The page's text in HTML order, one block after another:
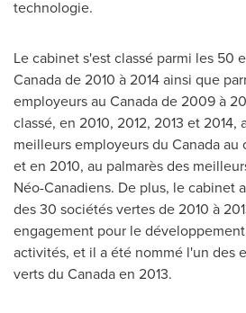
technologie.
Le cabinet s'est classé parmi les 50
Canadade 2010 à 2014 ainsi que
employeurs au Canadade 2009 à
classé, en 2010, 2012, 2013 et2014,
meilleurs employeurs du Canadaau
et en 2010, au palmarès des
Néo-Canadiens. De plus, le cabinet
des 30 sociétés vertes de 2010 à
engagement pour le
activités, et il a été nommé l'un des
verts du Canadaen 2013.